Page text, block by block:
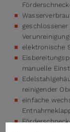
elektronische
manuelle
reinigender
einfache